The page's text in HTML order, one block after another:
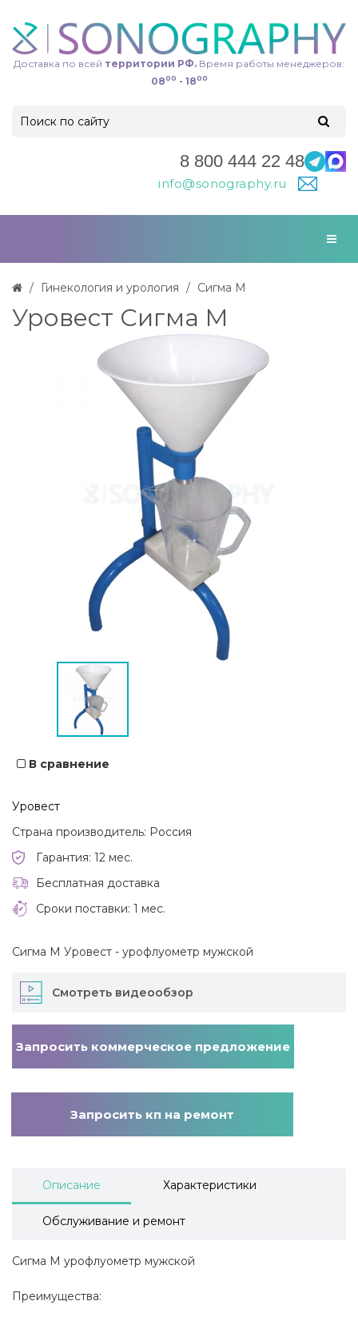
Доставка по всей территории РФ. Время работы менеджеров:
0800 - 1800
8 800 444 22 48
info@sonography.ru
Гинекология и урология Сигма M
Уровест Сигма M
В сравнение
Уровест
Страна производитель: Россия
Гарантия: 12 мес.
Бесплатная доставка
Сроки поставки: 1 мес.
Сигма M Уровест - урофлуометр мужской
Смотреть видеообзор
Запросить коммерческое предложение
Запросить кп на ремонт
Описание Характеристики
Обслуживание и ремонт
Сигма M урофлуометр мужской
Преимущества: